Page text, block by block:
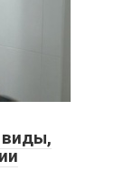
виды,